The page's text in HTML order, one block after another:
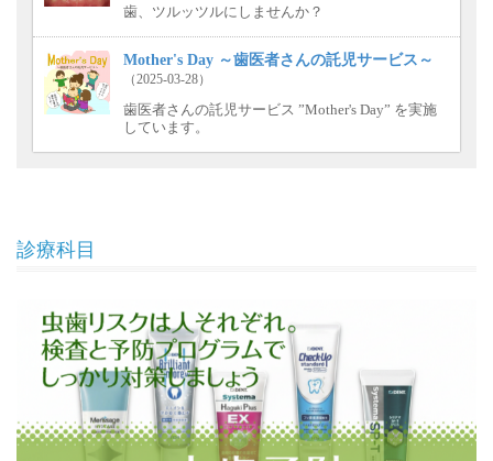
歯、ツルッツルにしませんか？
Mother's Day ～歯医者さんの託児サービス～
（2025-03-28）
歯医者さんの託児サービス ”Mother's Day” を実施
しています。
診療科目